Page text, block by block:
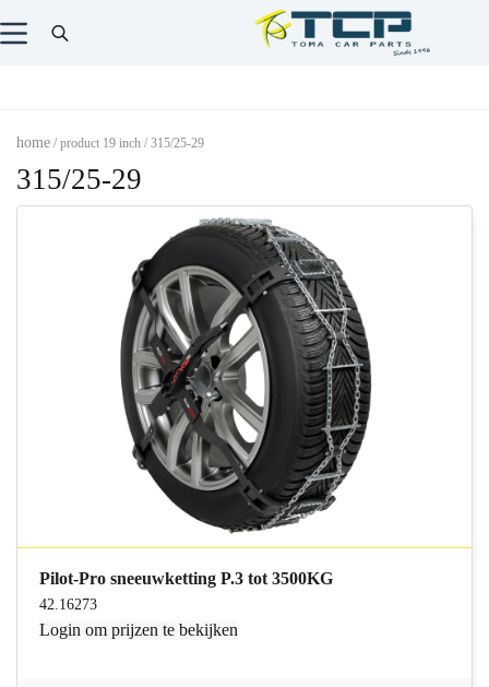
home / product 19 inch / 315/25-29
315/25-29
Pilot-Pro sneeuwketting P.3 tot 3500KG
42.16273
Login om prijzen te bekijken